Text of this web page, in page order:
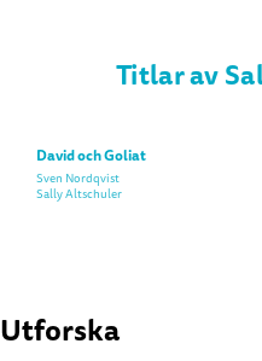
Titlar av
David och Goliat
Sven Nordqvist
Sally Altschuler
Utforska